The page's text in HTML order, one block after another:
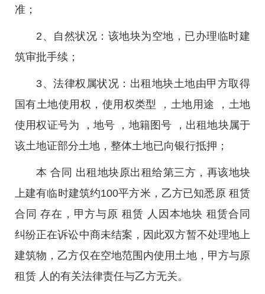
准；
2、自然状况：该地块为空地，已办理临时建
筑审批手续；
3、法律权属状况：出租地块土地由甲方取得
国有土地使用权，使用权类型 ，土地用途 ，土地
使用权证号为 ，地号 ，地籍图号 ，出租地块属于
该土地证部分土地，整体土地已向银行抵押；
本 合同 出租地块原出租给第三方，再该地块
上建有临时建筑约100平方米，乙方已知悉原 租赁
合同 存在，甲方与原 租赁 人因本地块 租赁合同
纠纷正在诉讼中商未结案，因此双方暂不处理地上
建筑物，乙方仅在空地范围内使用土地，甲方与原
租赁 人的有关法律责任与乙方无关。